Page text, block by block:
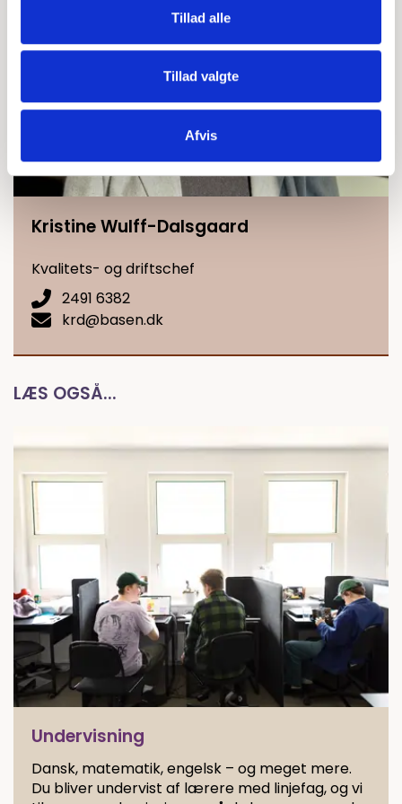
Tillad alle
Tillad valgte
Afvis
Kristine Wulff-Dalsgaard
Kvalitets- og driftschef
2491 6382
krd@basen.dk
LÆS OGSÅ...
Undervisning
Dansk, matematik, engelsk – og meget mere.
Du bliver undervist af lærere med linjefag, og vi